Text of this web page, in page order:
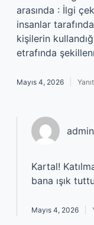
arasında : İlgi
insanlar
kişilerin
etrafında
Mayıs 4, 2026
admin
Kartal!
bana ışık
Mayıs 4, 2026